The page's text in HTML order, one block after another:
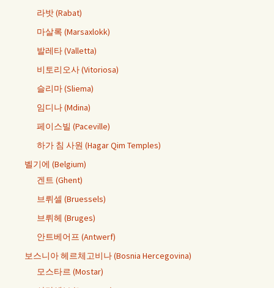
라밧 (Rabat)
마살록 (Marsaxlokk)
발레타 (Valletta)
비토리오사 (Vitoriosa)
슬리마 (Sliema)
임디나 (Mdina)
페이스빌 (Paceville)
하가 침 사원 (Hagar Qim Temples)
벨기에 (Belgium)
겐트 (Ghent)
브뤼셀 (Bruessels)
브뤼헤 (Bruges)
안트베어프 (Antwerf)
보스니아 헤르체고비나 (Bosnia Hercegovina)
모스타르 (Mostar)